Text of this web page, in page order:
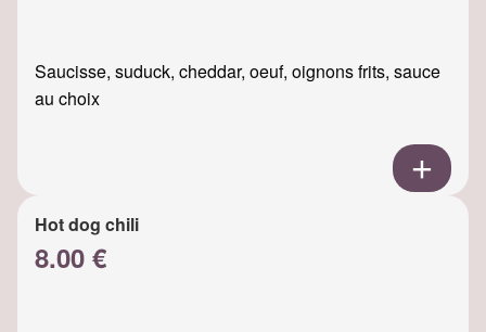
Saucisse, suduck, cheddar, oeuf, oignons frits, sauce
au choix
Hot dog chili
8.00 €